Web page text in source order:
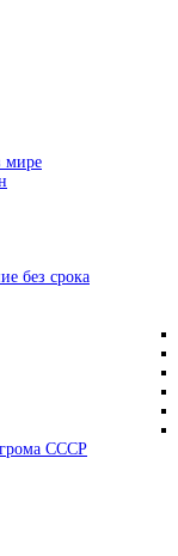
мире
без срока
СССР